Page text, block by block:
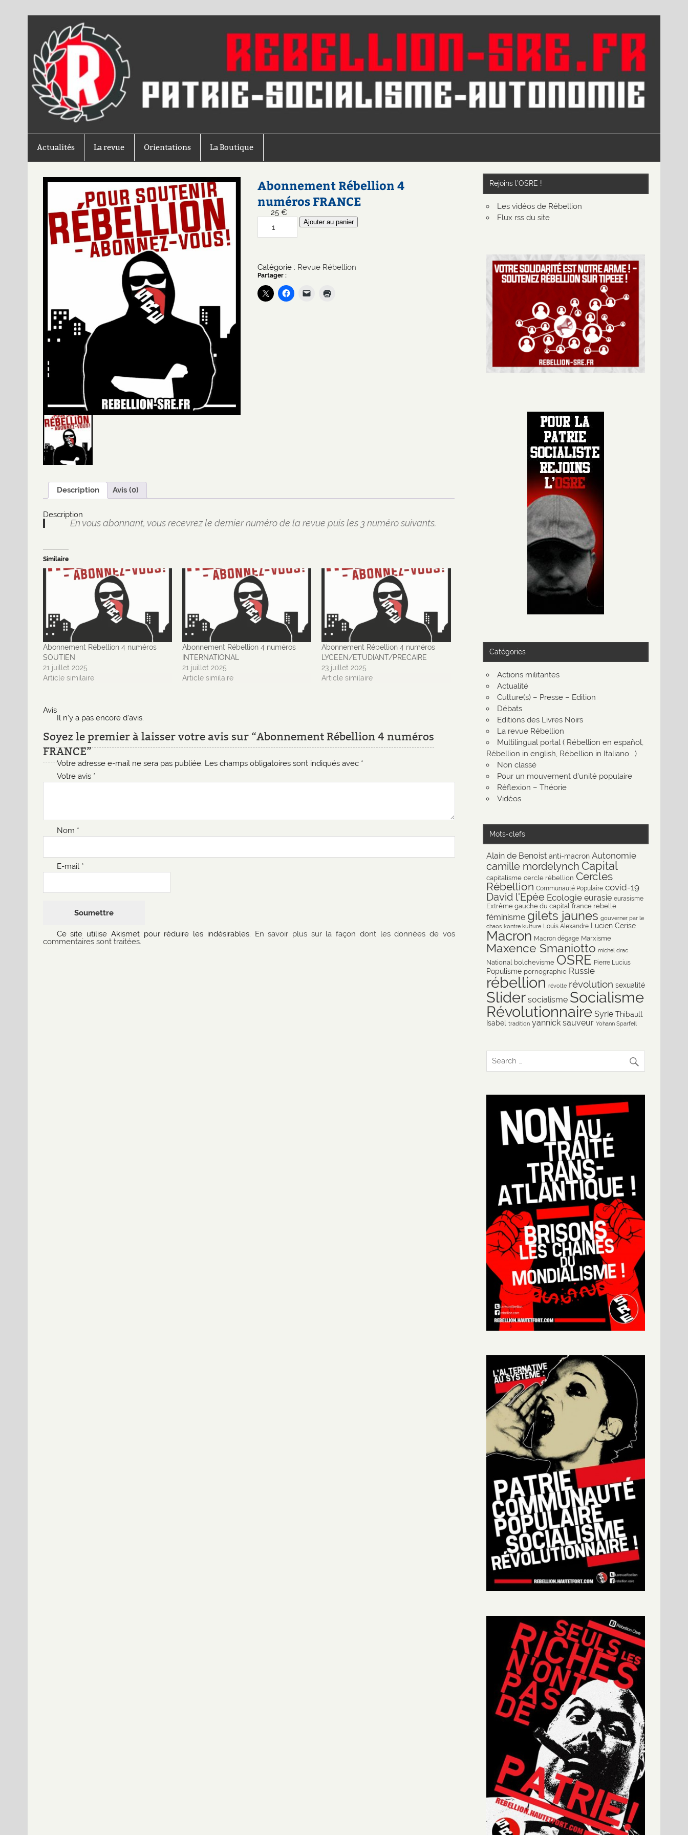
Actualités La revue Orientations La Boutique
Abonnement Rébellion 4
numéros FRANCE
25€
quantité
Abonnement
FRANCE
Ajouter au panier
Catégorie : Revue Rébellion
Partager :
Description Avis (0)
Description
En vous abonnant, vous recevrez le dernier numéro de la revue puis les 3 numéro suivants.
Similaire
Abonnement Rébellion 4 numéros
SOUTIEN
21 juillet 2025
Article similaire
Abonnement Rébellion 4 numéros
INTERNATIONAL
21 juillet 2025
Article similaire
Abonnement Rébellion 4 numéros
LYCEEN/ETUDIANT/PRECAIRE
23 juillet 2025
Article similaire
Avis
Il n’y a pas encore d’avis.
Soyez le premier à laisser votre avis sur “Abonnement Rébellion 4 numéros
FRANCE”
Votre adresse e-mail ne sera pas publiée. Les champs obligatoires sont indiqués avec *
Votre avis *
Nom *
E-mail *
Ce site utilise Akismet pour réduire les indésirables.
En savoir plus sur la façon dont les données de vos
commentaires sont traitées.
Rejoins l’OSRE !
Les vidéos de Rébellion
Flux rss du site
Catégories
Actions militantes
Actualité
Culture(s) – Presse – Edition
Débats
Editions des Livres Noirs
La revue Rébellion
Multilingual portal ( Rébellion en español,
Rébellion in english, Rébellion in Italiano …)
Non classé
Pour un mouvement d'unité populaire
Réflexion – Théorie
Vidéos
Mots-clefs
Alain de Benoist anti-macron Autonomie
camille mordelynch Capital
capitalisme cercle rébellion Cercles
Rébellion Communauté Populaire covid-19
David l'Epée Ecologie eurasie eurasisme
Extrême gauche du capital france rebelle
féminisme gilets jaunes gouverner par le
chaos kontre kulture Louis Alexandre Lucien Cerise
Macron Macron dégage Marxisme
Maxence Smaniotto michel drac
National bolchevisme OSRE Pierre Lucius
Populisme pornographie Russie
rébellion révolte révolution sexualité
Slider socialisme Socialisme
Révolutionnaire Syrie Thibault
Isabel tradition yannick sauveur Yohann Sparfell